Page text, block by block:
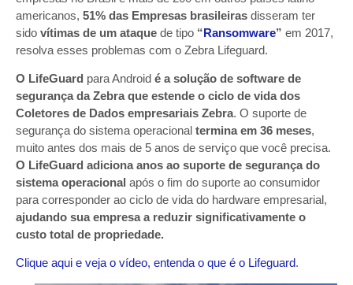
americanos, 51% das Empresas brasileiras disseram ter
sido vítimas de um ataque de tipo “Ransomware” em 2017,
resolva esses problemas com o Zebra Lifeguard.
O LifeGuard para Android é a solução de software de
segurança da Zebra que estende o ciclo de vida dos
Coletores de Dados empresariais Zebra. O suporte de
segurança do sistema operacional termina em 36 meses,
muito antes dos mais de 5 anos de serviço que você precisa.
O LifeGuard adiciona anos ao suporte de segurança do
sistema operacional após o fim do suporte ao consumidor
para corresponder ao ciclo de vida do hardware empresarial,
ajudando sua empresa a reduzir significativamente o
custo total de propriedade.
Clique aqui e veja o vídeo, entenda o que é o Lifeguard.